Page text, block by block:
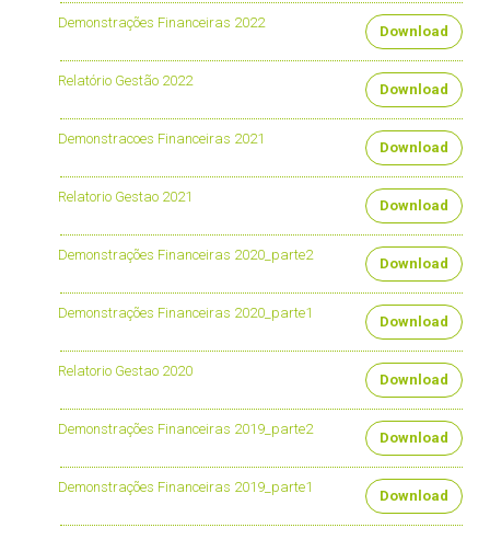
Demonstrações Financeiras 2022
Download
Relatório Gestão 2022
Download
Demonstracoes Financeiras 2021
Download
Relatorio Gestao 2021
Download
Demonstrações Financeiras 2020_parte2
Download
Demonstrações Financeiras 2020_parte1
Download
Relatorio Gestao 2020
Download
Demonstrações Financeiras 2019_parte2
Download
Demonstrações Financeiras 2019_parte1
Download